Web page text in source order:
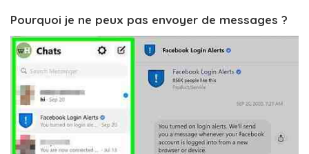
Pourquoi je ne peux pas envoyer de messages ?